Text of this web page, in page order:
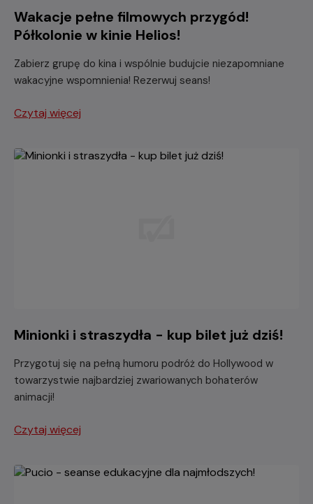
Wakacje pełne filmowych przygód!
Półkolonie w kinie Helios!
Zabierz grupę do kina i wspólnie budujcie niezapomniane
wakacyjne wspomnienia! Rezerwuj seans!
Czytaj więcej
Minionki i straszydła - kup bilet już dziś!
Przygotuj się na pełną humoru podróż do Hollywood w
towarzystwie najbardziej zwariowanych bohaterów
animacji!
Czytaj więcej